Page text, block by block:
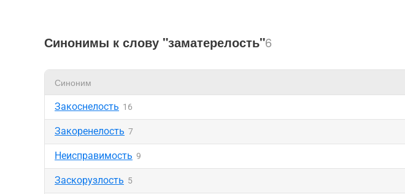
Синонимы к слову "заматерелость"6
Синоним
Закоснелость 16
Закоренелость 7
Неисправимость 9
Заскорузлость 5